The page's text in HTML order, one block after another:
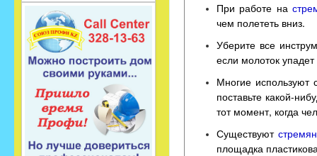
При работе на
чем полететь вниз.
Уберите все
если молоток упадет
Многие используют
поставьте какой-
тот момент, когда
Существуют
площадка